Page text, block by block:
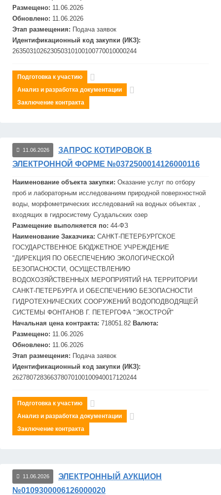
Размещено: 11.06.2026
Обновлено: 11.06.2026
Этап размещения: Подача заявок
Идентификационный код закупки (ИКЗ):
263503102623050310100100770010000244
Подготовка к участию
Анализ и разработка документации
Заключение контракта
11.06.2026
ЗАПРОС КОТИРОВОК В
ЭЛЕКТРОННОЙ ФОРМЕ №0372500014126000116
Наименование объекта закупки: Оказание услуг по отбору
проб и лабораторным исследованиям природной поверхностной
воды, морфометрических исследований на водных объектах ,
входящих в гидросистему Суздальских озер
Размещение выполняется по: 44-ФЗ
Наименование Заказчика: САНКТ-ПЕТЕРБУРГСКОЕ
ГОСУДАРСТВЕННОЕ БЮДЖЕТНОЕ УЧРЕЖДЕНИЕ
"ДИРЕКЦИЯ ПО ОБЕСПЕЧЕНИЮ ЭКОЛОГИЧЕСКОЙ
БЕЗОПАСНОСТИ, ОСУЩЕСТВЛЕНИЮ
ВОДОХОЗЯЙСТВЕННЫХ МЕРОПРИЯТИЙ НА ТЕРРИТОРИИ
САНКТ-ПЕТЕРБУРГА И ОБЕСПЕЧЕНИЮ БЕЗОПАСНОСТИ
ГИДРОТЕХНИЧЕСКИХ СООРУЖЕНИЙ ВОДОПОДВОДЯЩЕЙ
СИСТЕМЫ ФОНТАНОВ Г. ПЕТЕРГОФА "ЭКОСТРОЙ"
Начальная цена контракта: 718051.82 Валюта:
Размещено: 11.06.2026
Обновлено: 11.06.2026
Этап размещения: Подача заявок
Идентификационный код закупки (ИКЗ):
262780728366378070100100940017120244
Подготовка к участию
Анализ и разработка документации
Заключение контракта
11.06.2026
ЭЛЕКТРОННЫЙ АУКЦИОН
№0109300006126000020